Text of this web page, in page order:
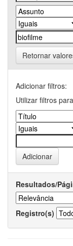
Retornar
Adicionar filtros:
Utilizar filtros
Resultados/
Registro(s)